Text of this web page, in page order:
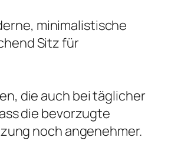
minimalistische
Sitz für
die auch bei täglicher
die bevorzugte
noch angenehmer.